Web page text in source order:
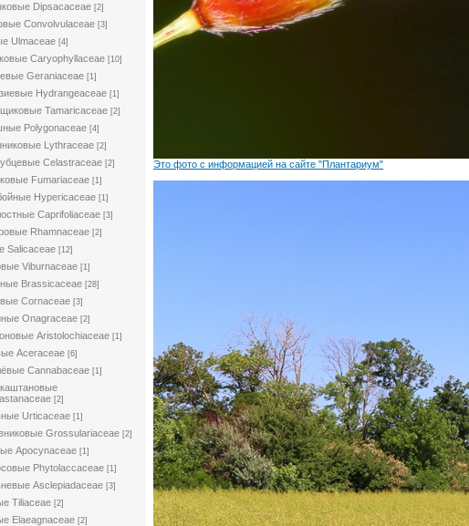
Dipsacaceae [2]
Convolvulaceae [3]
Ulmaceae [4]
Caryophyllaceae [10]
Geraniaceae [1]
Hydrangeaceae [1]
Tamaricaceae [2]
Polygonaceae [4]
Lythraceae [2]
Celastraceae [2]
Fumariaceae [1]
Hypericaceae [1]
Caprifoliaceae [3]
Rhamnaceae [2]
Salicaceae [12]
Viburnaceae [1]
Brassicaceae [28]
Cornaceae [3]
Onagraceae [2]
Aristolochiaceae [1]
Aceraceae [6]
Cannabaceae [1]
[2]
Urticaceae [1]
Grossulariaceae [2]
Apocynaceae [1]
Phytolaccaceae [1]
Asclepiadaceae [3]
Tiliaceae [2]
Elaeagnaceae [2]
Это фото с информацией на сайте "Плантариум"